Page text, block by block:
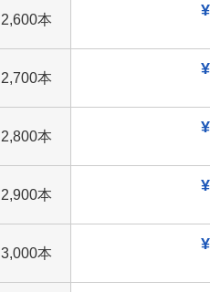
2,600本
2,700本
2,800本
2,900本
3,000本